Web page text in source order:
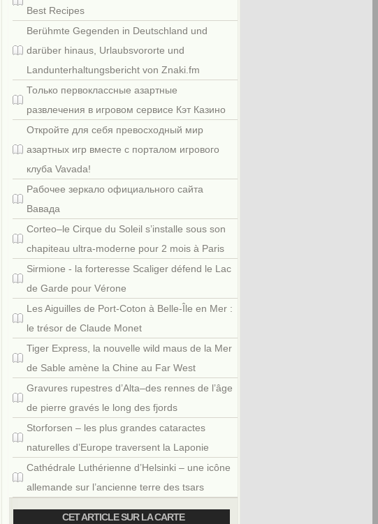
Best Recipes
Berühmte Gegenden in Deutschland und
darüber hinaus, Urlaubsvororte und
Landunterhaltungsbericht von Znaki.fm
Только первоклассные азартные
развлечения в игровом сервисе Кэт Казино
Откройте для себя превосходный мир
азартных игр вместе с порталом игрового
клуба Vavada!
Рабочее зеркало официального сайта
Вавада
Corteo–le Cirque du Soleil s’installe sous son
chapiteau ultra-moderne pour 2 mois à Paris
Sirmione - la forteresse Scaliger défend le Lac
de Garde pour Vérone
Les Aiguilles de Port-Coton à Belle-Île en Mer :
le trésor de Claude Monet
Tiger Express, la nouvelle wild maus de la Mer
de Sable amène la Chine au Far West
Gravures rupestres d’Alta–des rennes de l’âge
de pierre gravés le long des fjords
Storforsen – les plus grandes cataractes
naturelles d’Europe traversent la Laponie
Cathédrale Luthérienne d’Helsinki – une icône
allemande sur l’ancienne terre des tsars
CET ARTICLE SUR LA CARTE